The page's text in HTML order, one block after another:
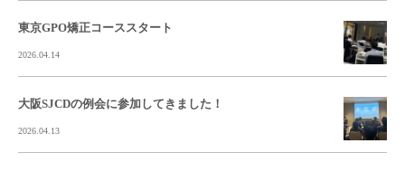
東京GPO矯正コーススタート
2026.04.14
大阪SJCDの例会に参加してきました！
2026.04.13